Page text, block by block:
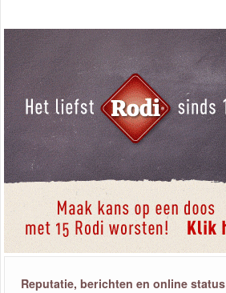
Reputatie, berichten en online status